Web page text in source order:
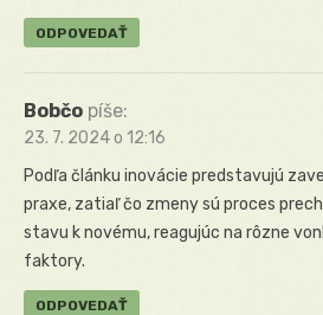
ODPOVEDAŤ
Bobčo píše:
23. 7. 2024 o 12:16
Podľa článku inovácie predstavujú
praxe, zatiaľ čo zmeny sú proces
stavu k novému, reagujúc na rôzne
faktory.
ODPOVEDAŤ